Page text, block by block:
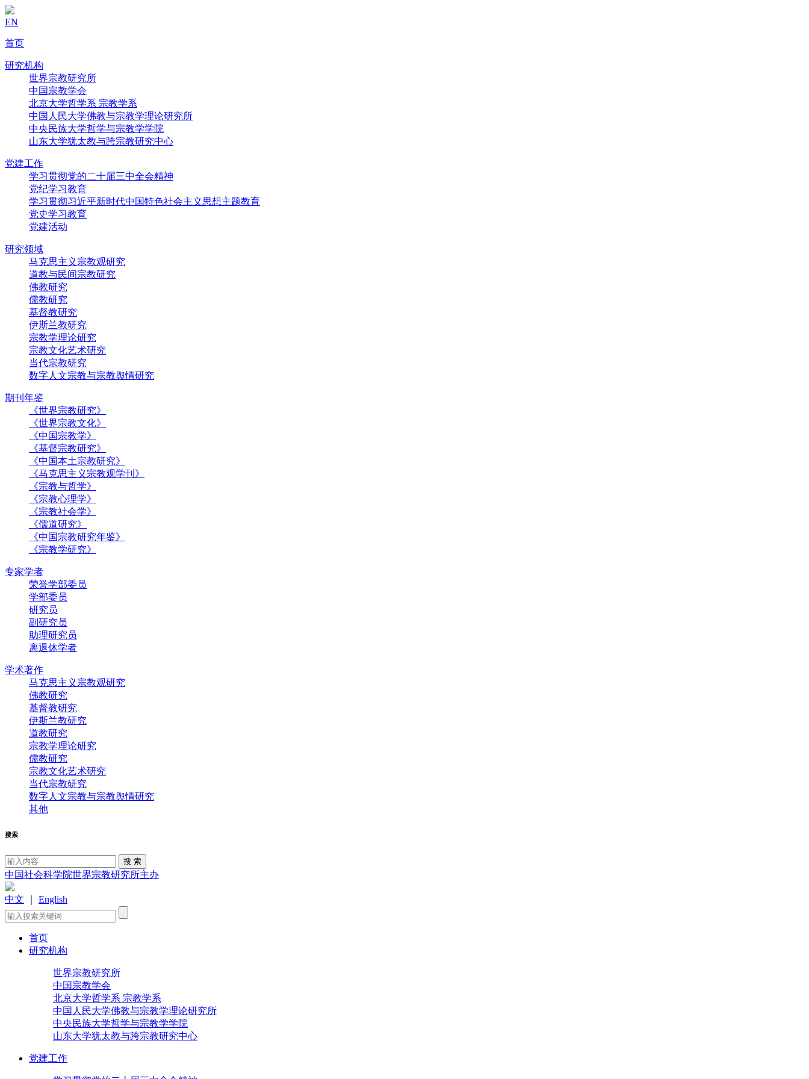
EN
首页
研究机构
世界宗教研究所
中国宗教学会
北京大学哲学系 宗教学系
中国人民大学佛教与宗教学理论研究所
中央民族大学哲学与宗教学学院
山东大学犹太教与跨宗教研究中心
党建工作
学习贯彻党的二十届三中全会精神
党纪学习教育
学习贯彻习近平新时代中国特色社会主义思想主题教育
党史学习教育
党建活动
研究领域
马克思主义宗教观研究
道教与民间宗教研究
佛教研究
儒教研究
基督教研究
伊斯兰教研究
宗教学理论研究
宗教文化艺术研究
当代宗教研究
数字人文宗教与宗教舆情研究
期刊年鉴
《世界宗教研究》
《世界宗教文化》
《中国宗教学》
《基督宗教研究》
《中国本土宗教研究》
《马克思主义宗教观学刊》
《宗教与哲学》
《宗教心理学》
《宗教社会学》
《儒道研究》
《中国宗教研究年鉴》
《宗教学研究》
专家学者
荣誉学部委员
学部委员
研究员
副研究员
助理研究员
离退休学者
学术著作
马克思主义宗教观研究
佛教研究
基督教研究
伊斯兰教研究
道教研究
宗教学理论研究
儒教研究
宗教文化艺术研究
当代宗教研究
数字人文宗教与宗教舆情研究
其他
搜索
中国社会科学院世界宗教研究所主办
中文 English
首页
研究机构
世界宗教研究所
中国宗教学会
北京大学哲学系 宗教学系
中国人民大学佛教与宗教学理论研究所
中央民族大学哲学与宗教学学院
山东大学犹太教与跨宗教研究中心
党建工作